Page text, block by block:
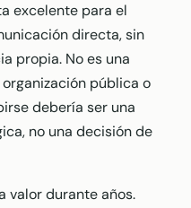
excelente para el
directa, sin
propia. No es una
pública o
debería ser una
no una decisión de
valor durante años.